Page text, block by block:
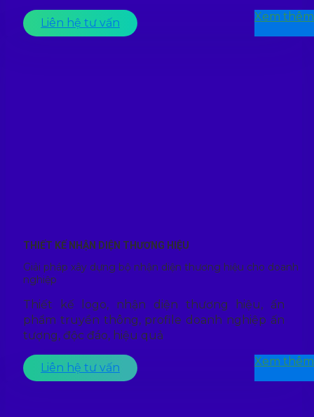
Liên hệ tư vấn Xem thêm
THIẾT KẾ NHẬN DIỆN THƯƠNG HIỆU
Giải pháp xây dựng bộ nhận diện thương hiệu cho doanh
nghiệp
Thiết kế logo, nhận diện thương hiệu, ấn
phẩm truyền thông, profile doanh nghiệp ấn
tượng, độc đáo, hiệu quả
Liên hệ tư vấn Xem thêm